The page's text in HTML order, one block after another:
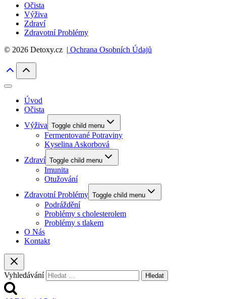
Očista
Výživa
Zdraví
Zdravotní Problémy
© 2026 Detoxy.cz | Ochrana Osobních Údajů
Úvod
Očista
Výživa Toggle child menu
Fermentované Potraviny
Kyselina Askorbová
Zdraví Toggle child menu
Imunita
Otužování
Zdravotní Problémy Toggle child menu
Podráždění
Problémy s cholesterolem
Problémy s tlakem
O Nás
Kontakt
Vyhledávání